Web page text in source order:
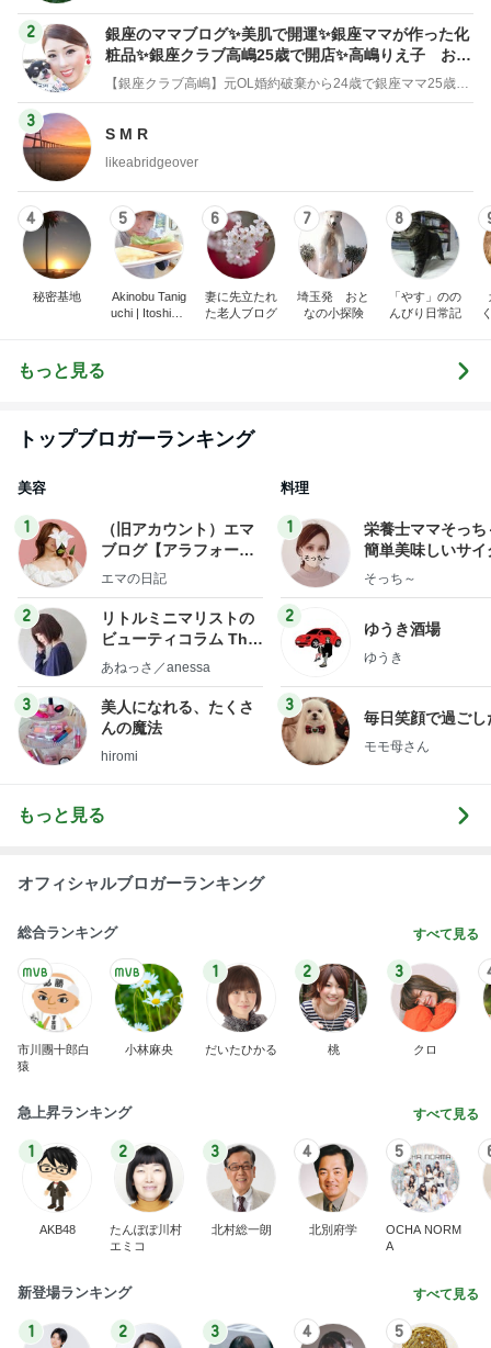
2
銀座のママブログ✨美肌で開運✨銀座ママが作った化
粧品✨銀座クラブ高嶋25歳で開店✨高嶋りえ子 お着
物でエルメス バーキン コーデ
【銀座クラブ高嶋】元OL婚約破棄から24歳で銀座ママ25歳でオーナーママ銀座 美肌で開運♡パワースポット巡り高嶋りえ子ブログ
3
S M R
likeabridgeover
4
秘密基地
5
Akinobu Tanig
uchi | Itoshima
6
妻に先立たれ
た老人ブログ
7
埼玉発 おと
なの小探険
8
「やす」のの
んびり日常記
もっと見る
トップブロガーランキング
美容
1
（旧アカウント）エマ
ブログ【アラフォー会
社売却セカンドライ
エマの日記
2
リトルミニマリストの
ビューティコラム The
little minimalist's bea
あねっさ／anessa
3
美人になれる、たくさ
んの魔法
hiromi
料理
1
栄養士ママそっち
簡単美味しいサイ
献立
そっち～
2
ゆうき酒場
ゆうき
3
毎日笑顔で過ごし
モモ母さん
もっと見る
オフィシャルブロガーランキング
総合ランキング すべて見る
市川團十郎白
猿
小林麻央
1
だいたひかる
2
桃
3
クロ
急上昇ランキング すべて見る
1
AKB48
2
たんぽぽ川村
エミコ
3
北村総一朗
4
北別府学
5
OCHA NORM
A
新登場ランキング すべて見る
1 2 3 4 5